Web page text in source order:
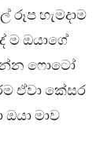
රූප හැමදාම
ම ඔයාගේ
ෆොටෝ
ඒවා කේසර
මාව